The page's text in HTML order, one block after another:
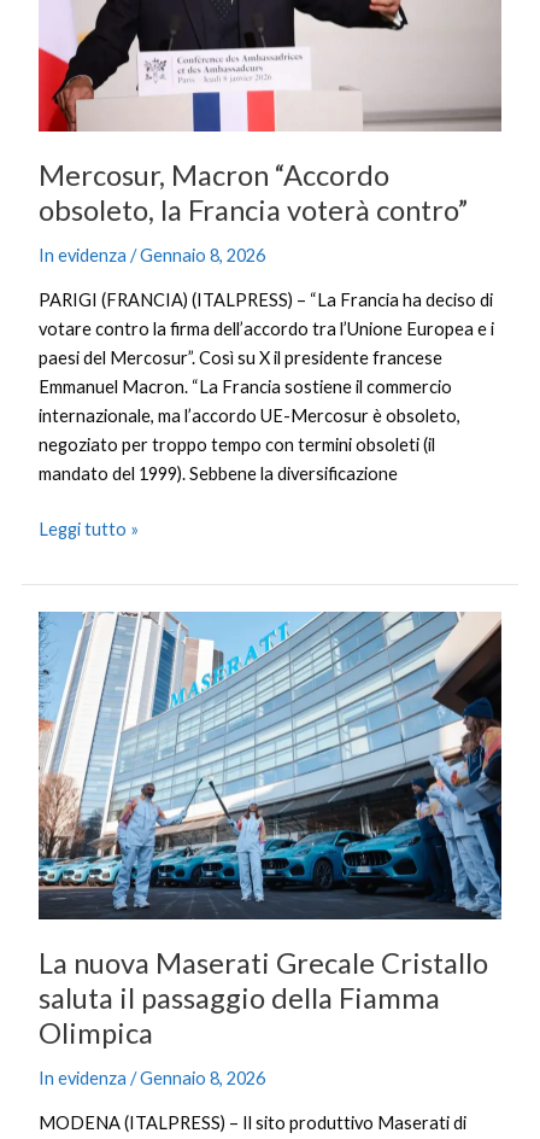
Mercosur, Macron “Accordo
obsoleto, la Francia voterà contro”
In evidenza /Gennaio 8, 2026
PARIGI (FRANCIA) (ITALPRESS) – “La Francia ha deciso di
votare contro la firma dell’accordo tra l’Unione Europea e i
paesi del Mercosur”. Così su X il presidente francese
Emmanuel Macron. “La Francia sostiene il commercio
internazionale, ma l’accordo UE-Mercosur è obsoleto,
negoziato per troppo tempo con termini obsoleti (il
mandato del 1999). Sebbene la diversificazione
contro”
Leggi tutto »
La nuova Maserati Grecale Cristallo
saluta il passaggio della Fiamma
Olimpica
In evidenza /Gennaio 8, 2026
MODENA (ITALPRESS) – Il sito produttivo Maserati di
La
nuova
Maserati
Grecale
Cristallo
saluta
il
passaggio
della
Fiamma
Olimpica